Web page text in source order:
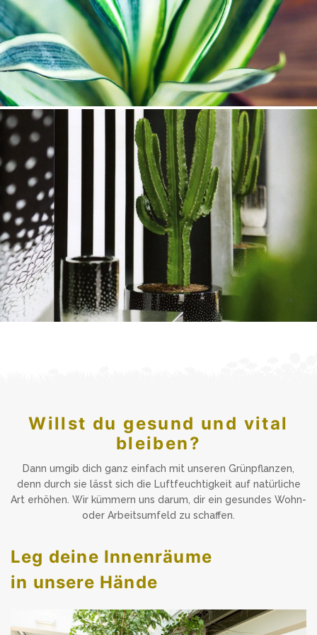
Willst du gesund und vital
bleiben?
Dann umgib dich ganz einfach mit unseren Grünpflanzen,
denn durch sie lässt sich die Luftfeuchtigkeit auf natürliche
Art erhöhen. Wir kümmern uns darum, dir ein gesundes Wohn-
oder Arbeitsumfeld zu schaffen.
Leg deine Innenräume
in unsere Hände